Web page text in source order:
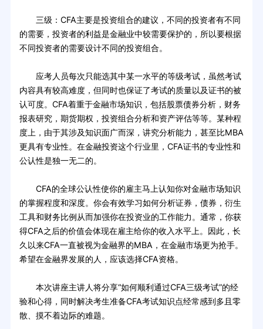
三级：CFA主要是投资组合的建议，不同的投资者有不同
的需要，投资者的利益是金融业中较需要保护的，所以要根据
不同投资者的需要设计不同的投资组合。
应考人员每次只能选其中某一水平的等级考试，虽然考试
内容具有较高难度，但同时也保证了考试的质量以及证书的被
认可度。CFA着重于金融市场知识，包括股票债券分析，财务
报表研究，期货期权，投资组合分析和资产评估等等。某种程
度上，由于其涉及知识面广而深，讲究分析能力，甚至比MBA
更具有专业性。在金融投资这个行业里，CFA证书的专业性和
公认性是独一无二的。
CFA的全球公认性使你的雇主马上认知你对金融市场知识
的掌握程度和深度。你会有效学习如何分析证券，债券，衍生
工具和财务比例从而加强你在投资业的工作能力。通常，你获
得CFA之后的价值会体现在雇主给你的收入水平上。因此，长
久以来CFA一直被视为金融界的MBA，在金融市场更为抢手。
希望在金融界发展的人，应该选择CFA资格。
本次讲座主讲人将分享“如何顺利通过CFA三级考试”的经
验和心得，同时解决考生准备CFA考试知识点经常感到多且零
散、摸不着边际的难题。